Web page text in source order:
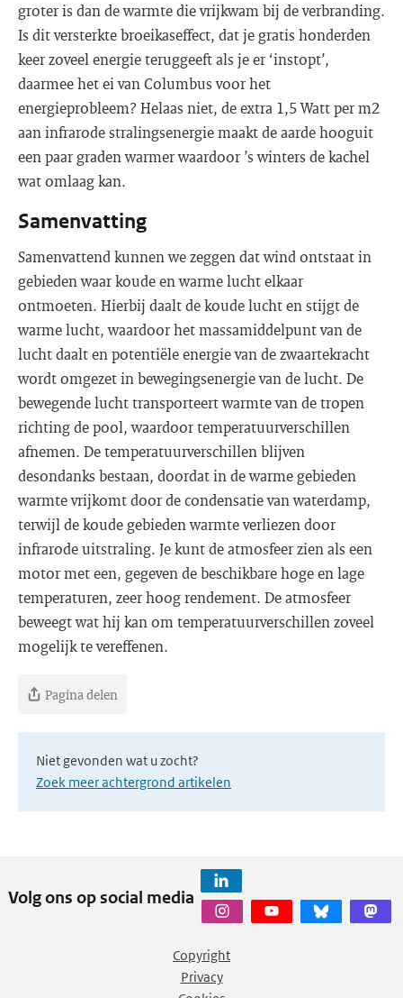
groter is dan de warmte die vrijkwam bij de verbranding.
Is dit versterkte broeikaseffect, dat je gratis honderden
keer zoveel energie teruggeeft als je er ‘instopt’,
daarmee het ei van Columbus voor het
energieprobleem? Helaas niet, de extra 1,5 Watt per m2
aan infrarode stralingsenergie maakt de aarde hooguit
een paar graden warmer waardoor ’s winters de kachel
wat omlaag kan.
Samenvatting
Samenvattend kunnen we zeggen dat wind ontstaat in
gebieden waar koude en warme lucht elkaar
ontmoeten. Hierbij daalt de koude lucht en stijgt de
warme lucht, waardoor het massamiddelpunt van de
lucht daalt en potentiële energie van de zwaartekracht
wordt omgezet in bewegingsenergie van de lucht. De
bewegende lucht transporteert warmte van de tropen
richting de pool, waardoor temperatuurverschillen
afnemen. De temperatuurverschillen blijven
desondanks bestaan, doordat in de warme gebieden
warmte vrijkomt door de condensatie van waterdamp,
terwijl de koude gebieden warmte verliezen door
infrarode uitstraling. Je kunt de atmosfeer zien als een
motor met een, gegeven de beschikbare hoge en lage
temperaturen, zeer hoog rendement. De atmosfeer
beweegt wat hij kan om temperatuurverschillen zoveel
mogelijk te vereffenen.
Pagina delen
Niet gevonden wat u zocht?
Zoek meer achtergrond artikelen
Volg ons op social media
Copyright
Privacy